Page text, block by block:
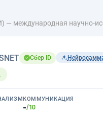
международная научно-
Сбер ID
КОММУНИКАЦИЯ
-/10